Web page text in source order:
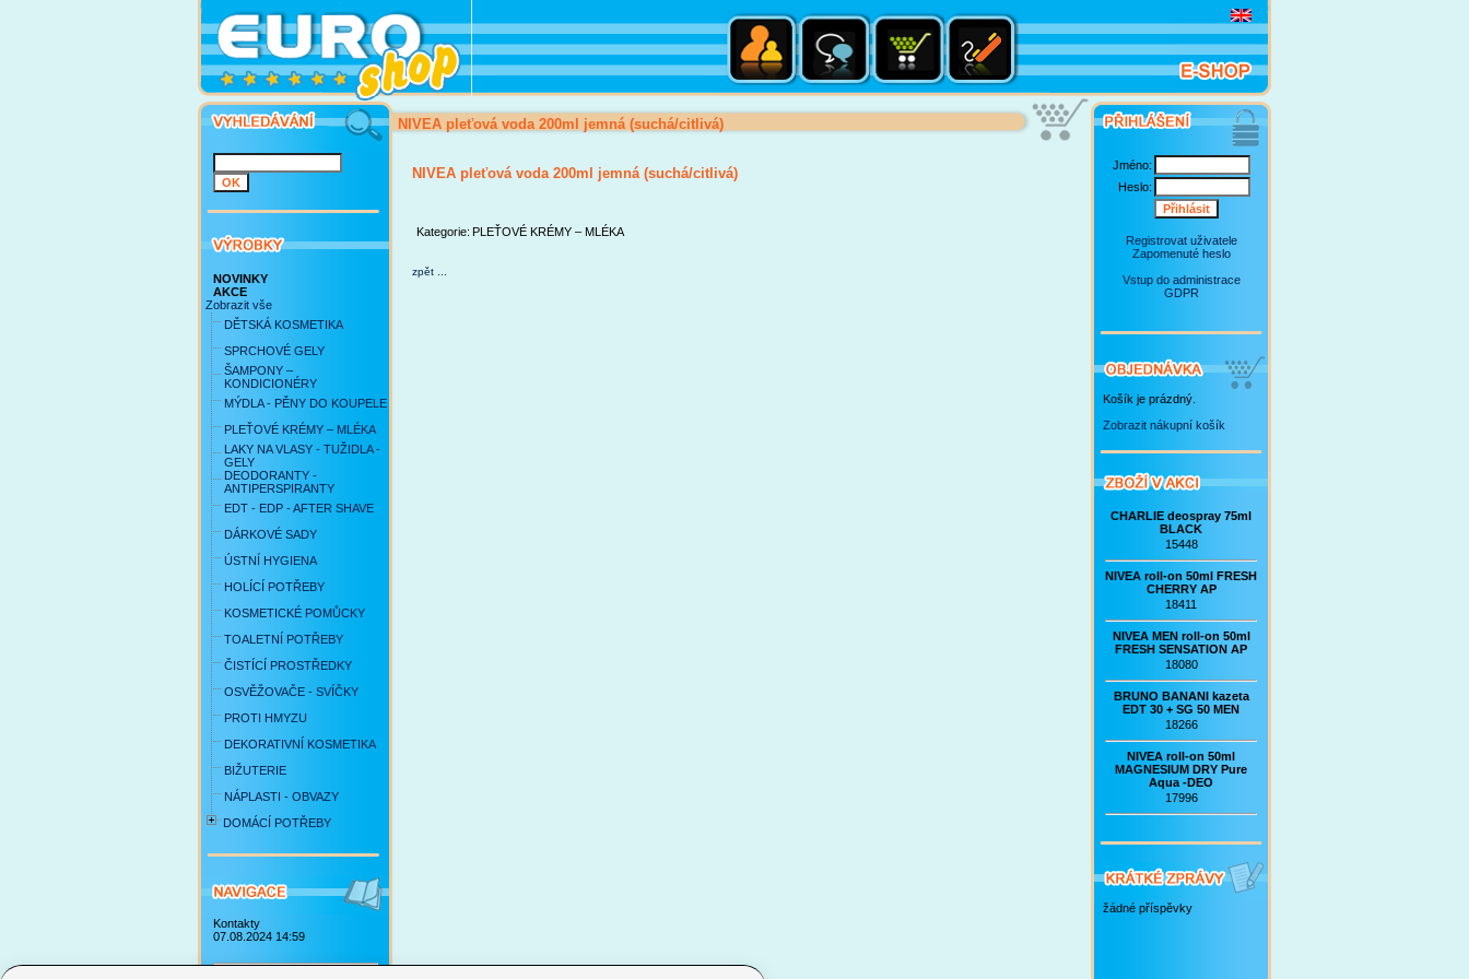
NOVINKY
AKCE
Zobrazit vše
DĚTSKÁ KOSMETIKA
SPRCHOVÉ GELY
ŠAMPONY –
KONDICIONÉRY
MÝDLA - PĚNY DO KOUPELE
PLEŤOVÉ KRÉMY – MLÉKA
LAKY NA VLASY - TUŽIDLA -
GELY
DEODORANTY -
ANTIPERSPIRANTY
EDT - EDP - AFTER SHAVE
DÁRKOVÉ SADY
ÚSTNÍ HYGIENA
HOLÍCÍ POTŘEBY
KOSMETICKÉ POMŮCKY
TOALETNÍ POTŘEBY
ČISTÍCÍ PROSTŘEDKY
OSVĚŽOVAČE - SVÍČKY
PROTI HMYZU
DEKORATIVNÍ KOSMETIKA
BIŽUTERIE
NÁPLASTI - OBVAZY
DOMÁCÍ POTŘEBY
Kontakty
07.08.2024 14:59
NIVEA pleťová voda 200ml jemná (suchá/citlivá)
NIVEA pleťová voda 200ml jemná (suchá/citlivá)
Kategorie: PLEŤOVÉ KRÉMY – MLÉKA
zpět ...
Jméno:
Heslo:
Registrovat uživatele
Zapomenuté heslo
Vstup do administrace
GDPR
Košík je prázdný.
Zobrazit nákupní košík
CHARLIE deospray 75ml
BLACK
15448
NIVEA roll-on 50ml FRESH
CHERRY AP
18411
NIVEA MEN roll-on 50ml
FRESH SENSATION AP
18080
BRUNO BANANI kazeta
EDT 30 + SG 50 MEN
18266
NIVEA roll-on 50ml
MAGNESIUM DRY Pure
Aqua -DEO
17996
žádné příspěvky